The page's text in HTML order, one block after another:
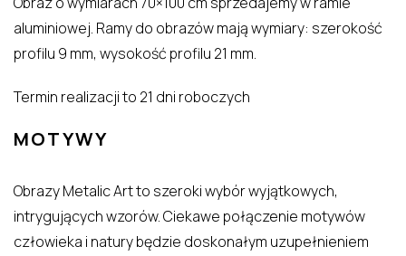
aluminiowej. Ramy do obrazów mają wymiary: szerokość
profilu 9 mm, wysokość profilu 21 mm.
Termin realizacji to 21 dni roboczych
MOTYWY
Obrazy Metalic Art to szeroki wybór wyjątkowych,
intrygujących wzorów. Ciekawe połączenie motywów
człowieka i natury będzie doskonałym uzupełnieniem